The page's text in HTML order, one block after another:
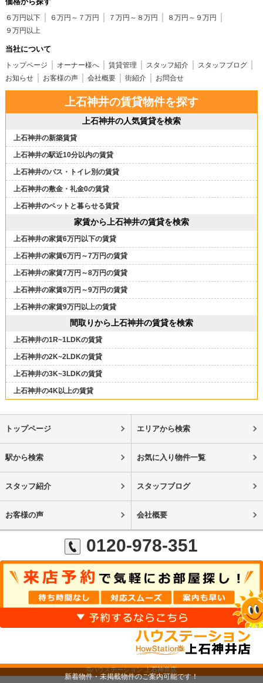
６万円以下 ６万円～７万円 ７万円～８万円
８万円～９万円
９万円以上
当社について
トップページ オーナー様へ 賃貸管理 スタッフ紹介
スタッフブログ
お知らせ
お客様の声 会社概要 街紹介 お問合せ
上石神井の賃貸物件を探す
上石神井の人気賃貸を検索
上石神井の新築賃貸
上石神井の駅近10分以内の賃貸
上石神井のバス・トイレ別の賃貸
上石神井の敷金・礼金0の賃貸
上石神井のペットと暮らせる賃貸
家賃から上石神井の賃貸を検索
上石神井の家賃6万円以下の賃貸
上石神井の家賃6万円～7万円の賃貸
上石神井の家賃7万円～8万円の賃貸
上石神井の家賃8万円～9万円の賃貸
上石神井の家賃9万円以上の賃貸
間取りから上石神井の賃貸を検索
上石神井の1R~1LDKの賃貸
上石神井の2K~2LDKの賃貸
上石神井の3K~3LDKの賃貸
上石神井の4K以上の賃貸
トップページ エリアから検索
駅から検索 お気に入り物件一覧
スタッフ紹介 スタッフブログ
お客様の声 会社概要
0120-978-351
©ハウステーション 上石神井店
新着物件・未掲載物件のご案内可能です！